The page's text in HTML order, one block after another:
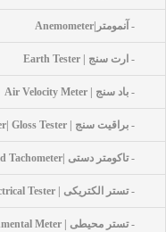
- آنمومتر|Anemometer
- ارت سنج | Earth Tester
- باد سنج | Air Velocity Meter
- براقیت سنج | Gloss Meter| Gloss Tester
- تاکومتر دستی |Handheld Tachometer
- تستر الکتریکی | Electrical Tester
- تستر محیطی | Environmental Meter